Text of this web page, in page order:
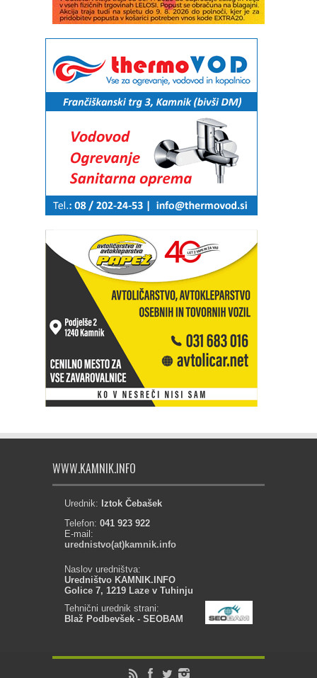
WWW.KAMNIK.INFO
Urednik: Iztok Čebašek
Telefon: 041 923 922
E-mail:
urednistvo(at)kamnik.info
Naslov uredništva:
Uredništvo KAMNIK.INFO
Golice 7, 1219 Laze v Tuhinju
Tehnični urednik strani:
Blaž Podbevšek - SEOBAM